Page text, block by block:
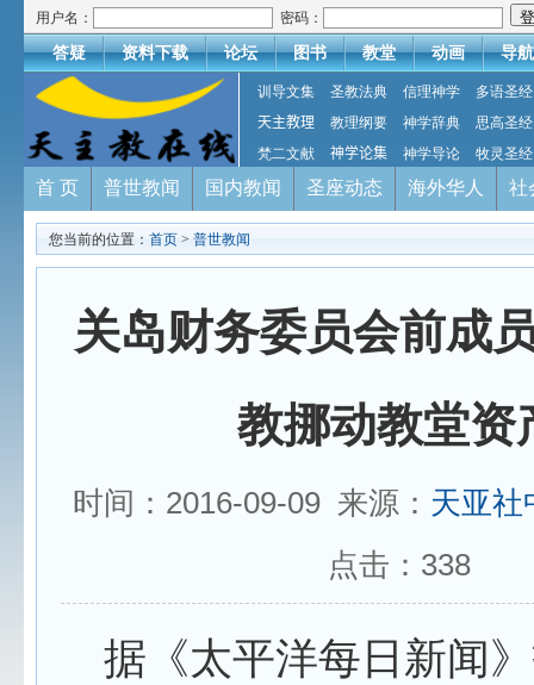
用户名： 密码：
答疑 资料下载 论坛 图书 教堂 动画 导航
训导文集 圣教法典 信理神学
多语圣经
天主教理
教理纲要 神学辞典
思高圣经
梵二文献
神学论集 神学导论 牧灵圣经
首 页 普世教闻 国内教闻 圣座动态 海外华人 社
您当前的位置： 首页 > 普世教闻
关岛财务委员会前成
教挪动教堂资
时间：2016-09-09 来源： 天亚社
点击： 338
据《太平洋每日新闻